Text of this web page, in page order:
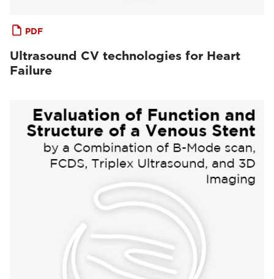
PDF
Ultrasound CV technologies for Heart
Failure